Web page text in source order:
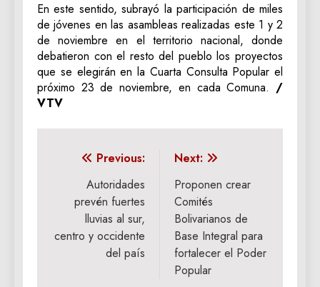
En este sentido, subrayó la participación de miles
de jóvenes en las asambleas realizadas este 1 y 2
de noviembre en el territorio nacional, donde
debatieron con el resto del pueblo los proyectos
que se elegirán en la Cuarta Consulta Popular el
próximo 23 de noviembre, en cada Comuna. /
VTV
Navegación
entradas
Previous:
Autoridades
prevén fuertes
lluvias al sur,
centro y occidente
del país
Next:
Proponen crear
Comités
Bolivarianos de
Base Integral para
fortalecer el Poder
Popular